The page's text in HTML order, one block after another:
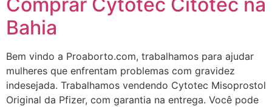
Comprar Cytotec Citotec na
Bahia
Bem vindo a Proaborto.com, trabalhamos para ajudar
mulheres que enfrentam problemas com gravidez
indesejada. Trabalhamos vendendo Cytotec Misoprostol
Original da Pfizer, com garantia na entrega. Você pode